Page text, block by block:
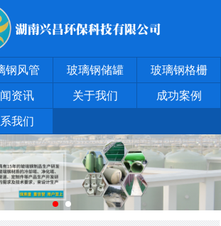
钢风管 玻璃钢储罐 玻璃钢格栅
资讯 关于我们 成功案例
我们